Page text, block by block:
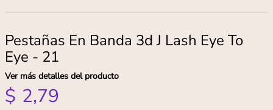
Pestañas En Banda 3d J Lash Eye To
Eye - 21
Ver más detalles del producto
$ 2,79